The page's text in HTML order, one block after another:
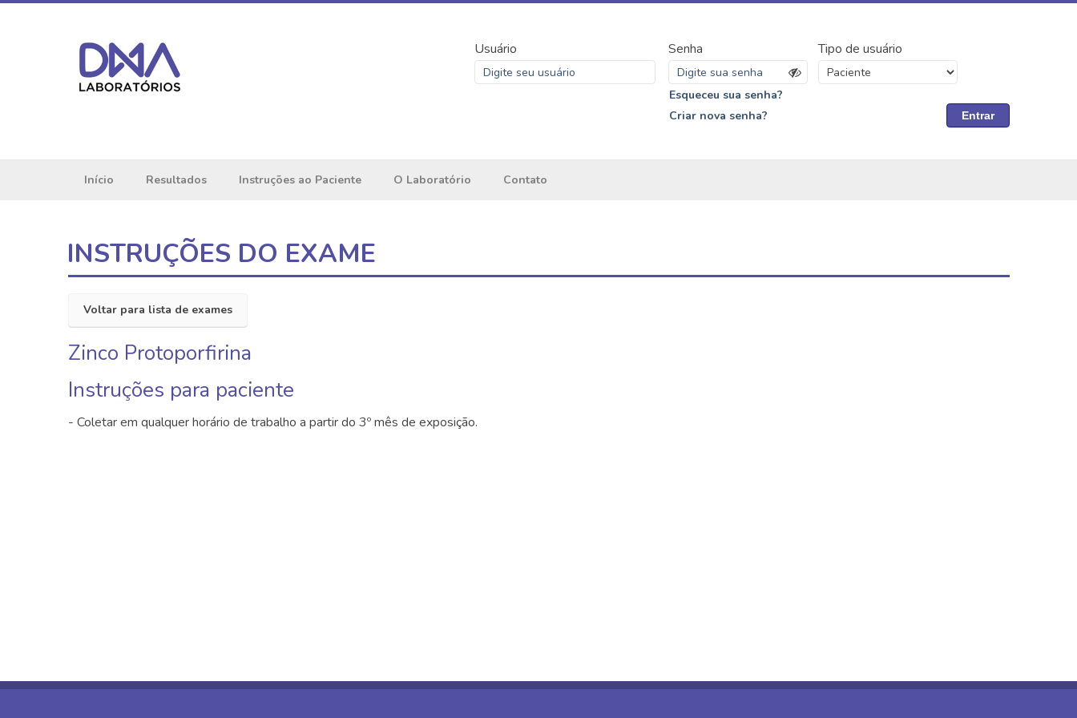
Usuário Senha
Esqueceu sua senha?
Criar nova senha?
Tipo de usuário
Entrar
Início Resultados Instruções ao Paciente O Laboratório Contato
INSTRUÇÕES DO EXAME
Voltar para lista de exames
Zinco Protoporfirina
Instruções para paciente
- Coletar em qualquer horário de trabalho a partir do 3º mês de exposição.